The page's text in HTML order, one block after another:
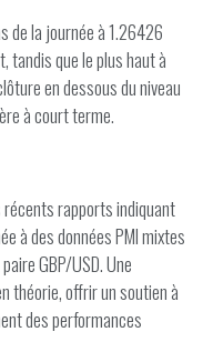
de la journée à 1.26426
tandis que le plus haut à
en dessous du niveau
à court terme.
rapports indiquant
à des données PMI mixtes
GBP/USD. Une
théorie, offrir un soutien à
des performances